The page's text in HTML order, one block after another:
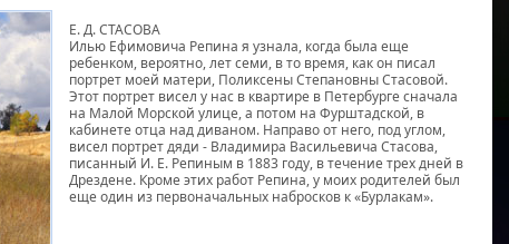
Е. Д. СТАСОВА
Илью Ефимовича Репина я узнала, когда была еще
ребенком, вероятно, лет семи, в то время, как он писал
портрет моей матери, Поликсены Степановны Стасовой.
Этот портрет висел у нас в квартире в Петербурге сначала
на Малой Морской улице, а потом на Фурштадской, в
кабинете отца над диваном. Направо от него, под углом,
висел портрет дяди - Владимира Васильевича Стасова,
писанный И. Е. Репиным в 1883 году, в течение трех дней в
Дрездене. Кроме этих работ Репина, у моих родителей был
еще один из первоначальных набросков к «Бурлакам».